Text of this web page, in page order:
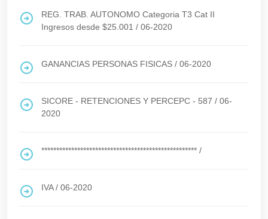
REG. TRAB. AUTONOMO Categoria T3 Cat II
Ingresos desde $25.001 / 06-2020
GANANCIAS PERSONAS FISICAS / 06-2020
SICORE - RETENCIONES Y PERCEPC - 587 / 06-
2020
**************************************************** /
IVA/ 06-2020